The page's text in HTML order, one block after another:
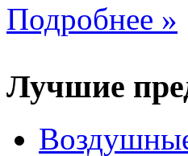
Подробнее »
Лучшие